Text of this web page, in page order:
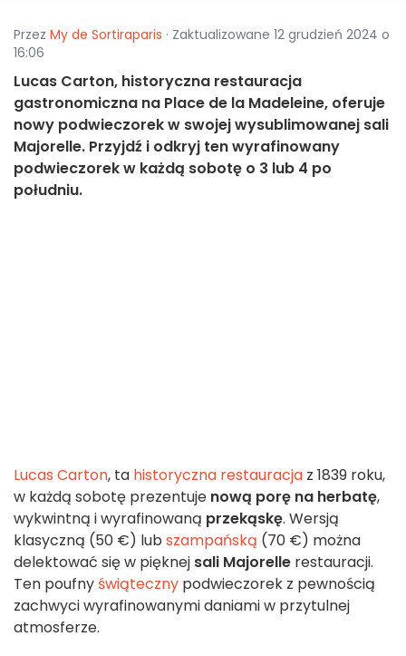
Przez My de Sortiraparis · Zaktualizowane 12 grudzień 2024 o
16:06
Lucas Carton, historyczna restauracja
gastronomiczna na Place de la Madeleine, oferuje
nowy podwieczorek w swojej wysublimowanej sali
Majorelle. Przyjdź i odkryj ten wyrafinowany
podwieczorek w każdą sobotę o 3 lub 4 po
południu.
Lucas Carton, ta historyczna restauracja z 1839 roku,
w każdą sobotę prezentuje nową porę na herbatę,
wykwintną i wyrafinowaną przekąskę. Wersją
klasyczną (50 €) lub szampańską (70 €) można
delektować się w pięknej sali Majorelle restauracji.
Ten poufny świąteczny podwieczorek z pewnością
zachwyci wyrafinowanymi daniami w przytulnej
atmosferze.